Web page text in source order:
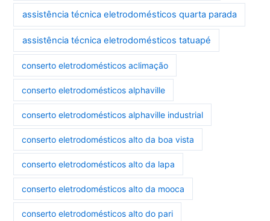
assistência técnica eletrodomésticos quarta parada
assistência técnica eletrodomésticos tatuapé
conserto eletrodomésticos aclimação
conserto eletrodomésticos alphaville
conserto eletrodomésticos alphaville industrial
conserto eletrodomésticos alto da boa vista
conserto eletrodomésticos alto da lapa
conserto eletrodomésticos alto da mooca
conserto eletrodomésticos alto do pari